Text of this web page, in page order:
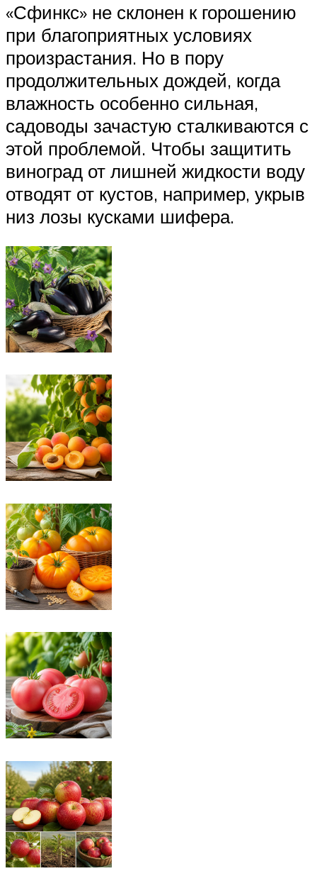
«Сфинкс» не склонен к горошению
при благоприятных условиях
произрастания. Но в пору
продолжительных дождей, когда
влажность особенно сильная,
садоводы зачастую сталкиваются с
этой проблемой. Чтобы защитить
виноград от лишней жидкости воду
отводят от кустов, например, укрыв
низ лозы кусками шифера.